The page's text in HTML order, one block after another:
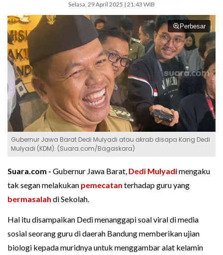
Selasa, 29 April 2025 | 21:43 WIB
Perbesar
Gubernur Jawa Barat Dedi Mulyadi atau akrab disapa Kang Dedi
Mulyadi (KDM). (Suara.com/Bagaskara)
Suara.com - Gubernur Jawa Barat, Dedi Mulyadimengaku
tak segan melakukan pemecatan terhadap guru yang
bermasalah di Sekolah.
Hal itu disampaikan Dedi menanggapi soal viral di media
sosial seorang guru di daerah Bandung memberikan ujian
biologi kepada muridnya untuk menggambar alat kelamin